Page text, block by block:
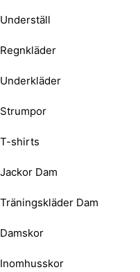
Underställ
Regnkläder
Underkläder
Strumpor
T-shirts
Jackor Dam
Träningskläder Dam
Damskor
Inomhusskor